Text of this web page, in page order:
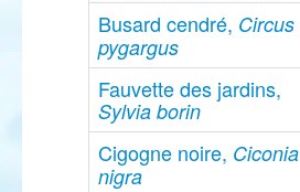
Busard cendré, Circus
pygargus
Fauvette des jardins,
Sylvia borin
Cigogne noire, Ciconia
nigra